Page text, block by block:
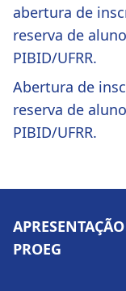
abertura de
reserva de
PIBID/UFRR.
Abertura de
reserva de
PIBID/UFRR.
APRESENTAÇÃO
PROEG